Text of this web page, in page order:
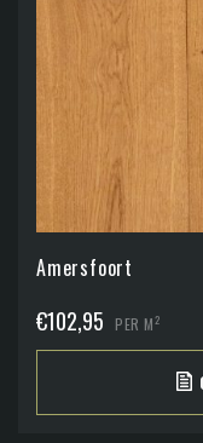
Amersfoort
€102,95 PER M2